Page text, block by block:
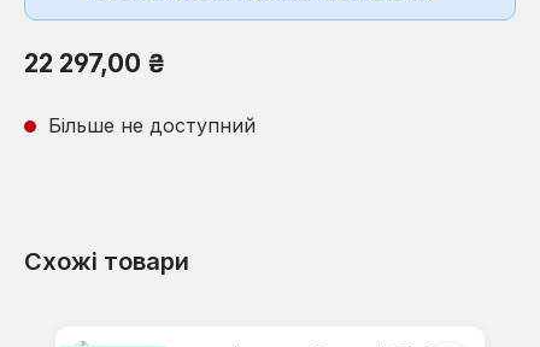
Звичайна ціна:
22 297,00 ₴
Більше не доступний
Схожі товари